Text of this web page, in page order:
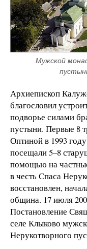
Мужской
Архиепископ
благословил
подворье силами
пустыни. Первые 8
Оптиной в 1993
посещали 5–8
помощью на
в честь Спаса
восстановлен,
община. 17 июля
Постановление
селе Клыково
Нерукотворного